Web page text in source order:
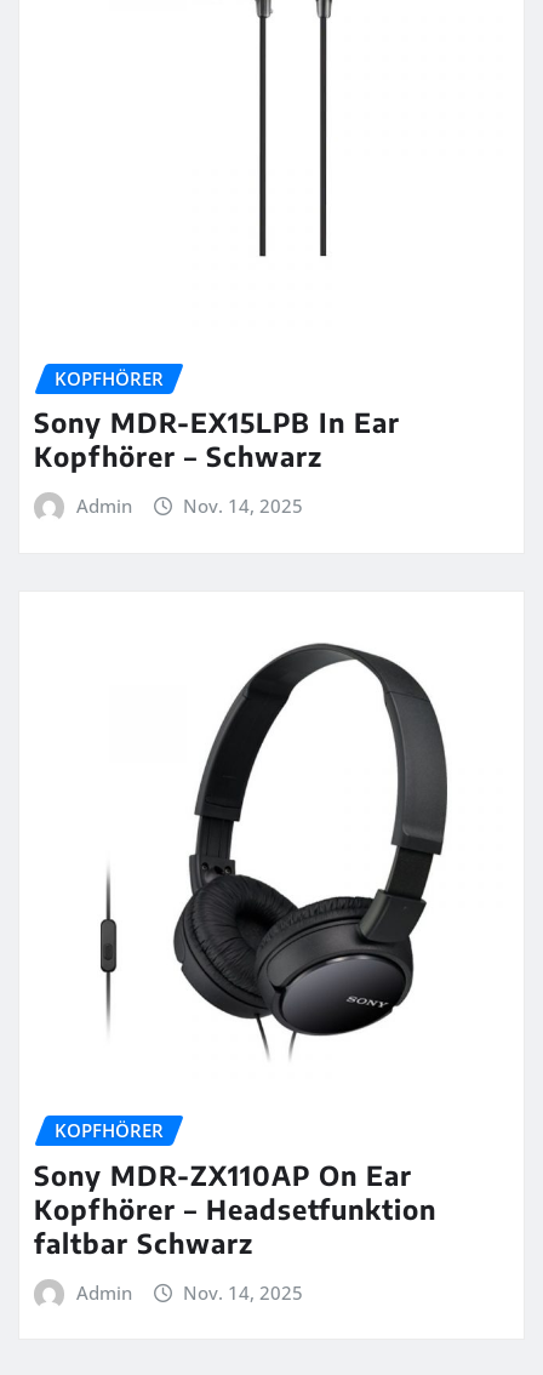
KOPFHÖRER
Sony MDR-EX15LPB In Ear
Kopfhörer – Schwarz
Admin Nov. 14, 2025
KOPFHÖRER
Sony MDR-ZX110AP On Ear
Kopfhörer – Headsetfunktion
faltbar Schwarz
Admin Nov. 14, 2025